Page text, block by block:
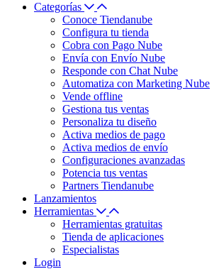
Categorías
Conoce Tiendanube
Configura tu tienda
Cobra con Pago Nube
Envía con Envío Nube
Responde con Chat Nube
Automatiza con Marketing Nube
Vende offline
Gestiona tus ventas
Personaliza tu diseño
Activa medios de pago
Activa medios de envío
Configuraciones avanzadas
Potencia tus ventas
Partners Tiendanube
Lanzamientos
Herramientas
Herramientas gratuitas
Tienda de aplicaciones
Especialistas
Login